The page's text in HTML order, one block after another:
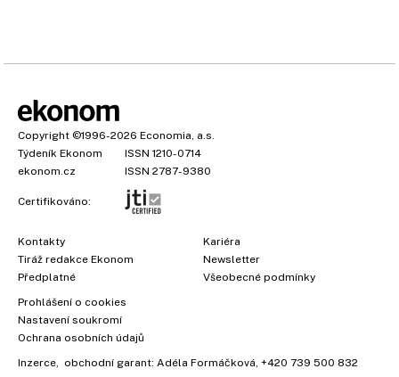
Copyright ©1996-2026 Economia, a.s.
Týdeník Ekonom
ISSN 1210-0714
ekonom.cz
ISSN 2787-9380
Certifikováno:
Kontakty
Tiráž redakce Ekonom
Předplatné
Kariéra
Newsletter
Všeobecné podmínky
Prohlášení o cookies
Nastavení soukromí
Ochrana osobních údajů
Inzerce, obchodní garant: Adéla Formáčková, +420 739 500 832